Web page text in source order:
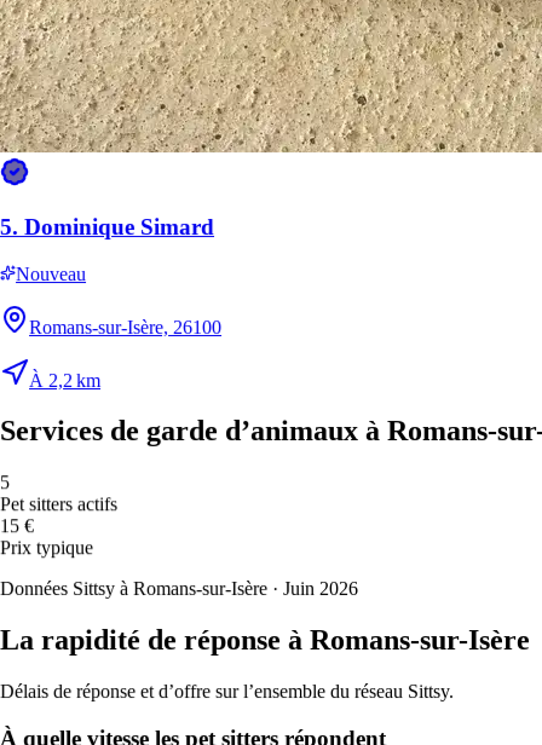
🌦️
26°
20°
Bruine
Mar 18
🐾
28°
18
Mer
☀️
32°
Chaud
Jeu 20
🔥
35 °
Très chaud
Ven 21
33 °
24°
Chaud
chien le tolère. Séchez bien les pattes et le pelage au retour pour
5. Dominique Simard
Nouveau
Romans-sur-Isère, 26100
À 2,2 km
Services de garde d’animaux à Romans-
5
Pet sitters actifs
15 €
Prix typique
Données Sittsy à Romans-sur-Isère · Juin 2026
La rapidité de réponse à Romans-sur-Isère
Délais de réponse et d’offre sur l’ensemble du réseau Sittsy.
À quelle vitesse les pet sitters répondent